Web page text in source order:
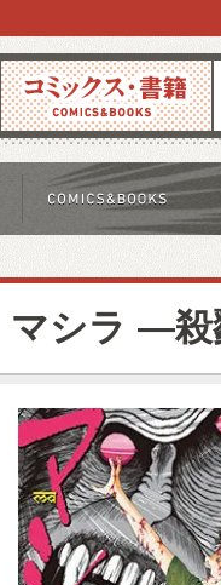
コミックス
マシラ ―